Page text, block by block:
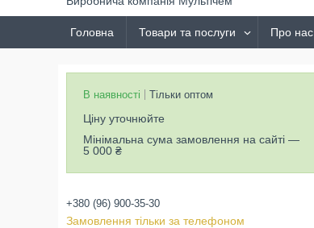
Головна Товари та послуги Про нас
В наявності Тільки оптом
Ціну уточнюйте
Мінімальна сума замовлення на сайті —
5 000 ₴
+380 (96) 900-35-30
Замовлення тільки за телефоном